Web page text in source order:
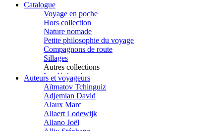
Catalogue
Voyage en poche
Hors collection
Nature nomade
Petite philosophie du voyage
Compagnons de route
Sillages
Autres collections
La clé des champs
Chemins d’étoiles
Visions
Auteurs et voyageurs
Aïtmatov Tchinguiz
Adjemian David
Alaux Marc
Allaert Lodewijk
Allano Joël